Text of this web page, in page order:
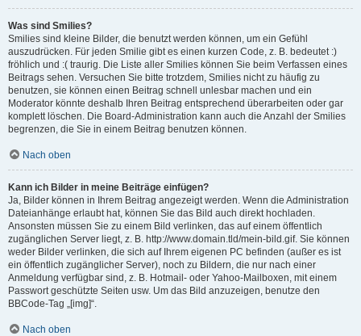
Was sind Smilies?
Smilies sind kleine Bilder, die benutzt werden können, um ein Gefühl
auszudrücken. Für jeden Smilie gibt es einen kurzen Code, z. B. bedeutet :)
fröhlich und :( traurig. Die Liste aller Smilies können Sie beim Verfassen eines
Beitrags sehen. Versuchen Sie bitte trotzdem, Smilies nicht zu häufig zu
benutzen, sie können einen Beitrag schnell unlesbar machen und ein
Moderator könnte deshalb Ihren Beitrag entsprechend überarbeiten oder gar
komplett löschen. Die Board-Administration kann auch die Anzahl der Smilies
begrenzen, die Sie in einem Beitrag benutzen können.
Nach oben
Kann ich Bilder in meine Beiträge einfügen?
Ja, Bilder können in Ihrem Beitrag angezeigt werden. Wenn die Administration
Dateianhänge erlaubt hat, können Sie das Bild auch direkt hochladen.
Ansonsten müssen Sie zu einem Bild verlinken, das auf einem öffentlich
zugänglichen Server liegt, z. B. http://www.domain.tld/mein-bild.gif. Sie können
weder Bilder verlinken, die sich auf Ihrem eigenen PC befinden (außer es ist
ein öffentlich zugänglicher Server), noch zu Bildern, die nur nach einer
Anmeldung verfügbar sind, z. B. Hotmail- oder Yahoo-Mailboxen, mit einem
Passwort geschützte Seiten usw. Um das Bild anzuzeigen, benutze den
BBCode-Tag „[img]“.
Nach oben